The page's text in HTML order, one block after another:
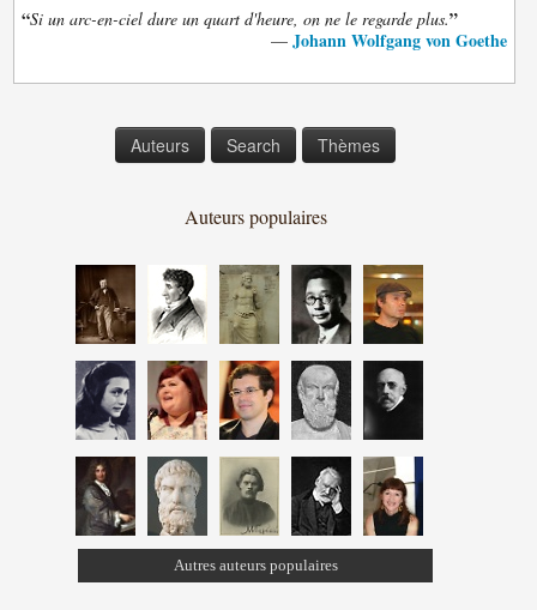
“Si un arc-en-ciel dure un quart d'heure, on ne le regarde plus.”
— Johann Wolfgang von Goethe
Auteurs Search Thèmes
Auteurs populaires
Autres auteurs populaires